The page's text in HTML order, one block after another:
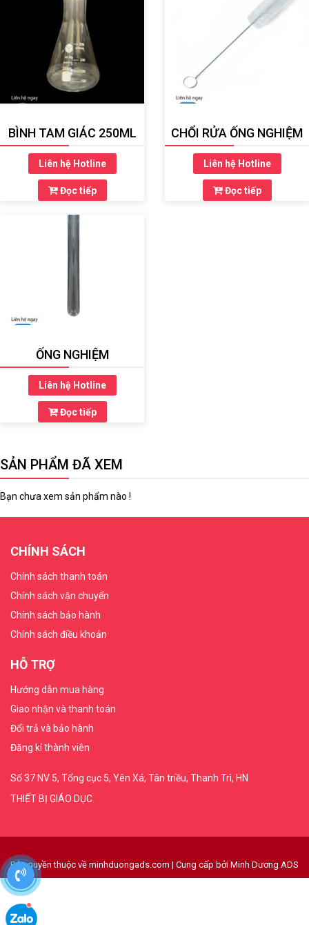
BÌNH TAM GIÁC 250ML
Liên hệ Hotline
Đọc tiếp
CHỔI RỬA ỐNG NGHIỆM
Liên hệ Hotline
Đọc tiếp
ỐNG NGHIỆM
Liên hệ Hotline
Đọc tiếp
SẢN PHẨM ĐÃ XEM
Bạn chưa xem sản phẩm nào !
CHÍNH SÁCH
Chính sách thanh toán
Chính sách vận chuyển
Chính sách bảo hành
Chính sách điều khoản
HỖ TRỢ
Hướng dẫn mua hàng
Giao nhận và thanh toán
Đổi trả và bảo hành
Đăng kí thành viên
Số 37 NV 5, Tổng cục 5, Yên Xá, Tân triều, Thanh Trì, HN
THIẾT BỊ GIÁO DỤC
Bản quyền thuộc về minhduongads.com | Cung cấp bởi Minh Dương ADS